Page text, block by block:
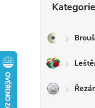
s
kategorie
Kategorie